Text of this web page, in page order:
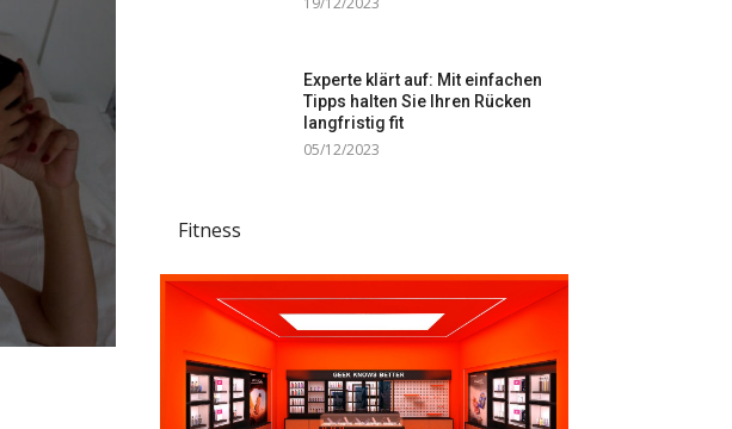
Experte klärt auf: Mit einfachen
Tipps halten Sie Ihren Rücken
langfristig fit
05/12/2023
Fitness